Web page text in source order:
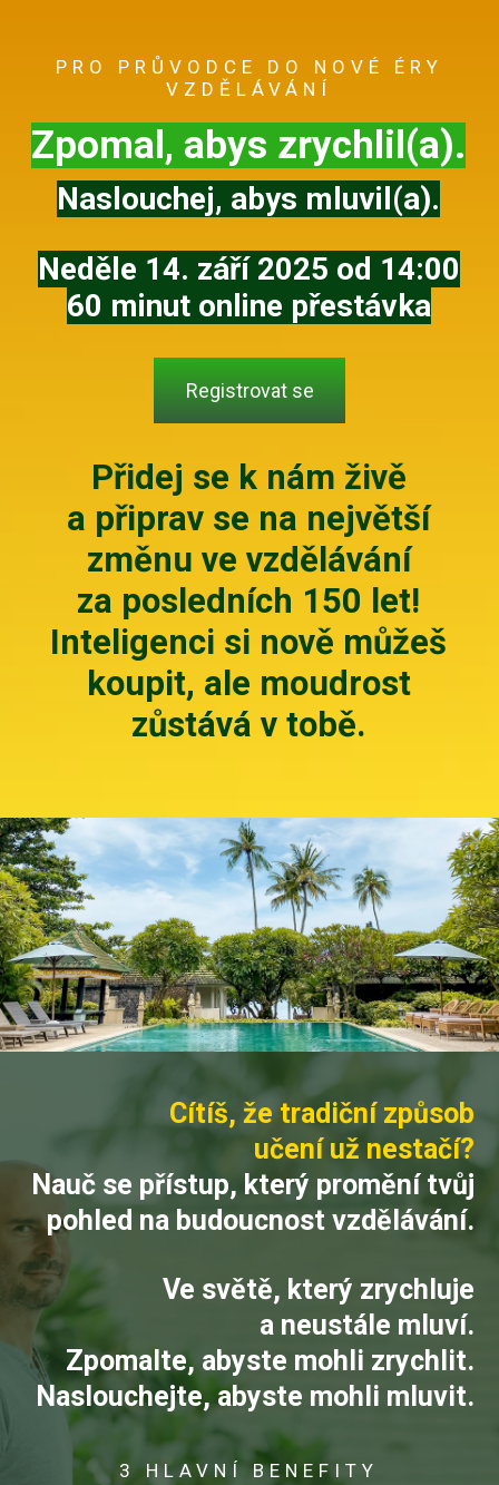
PRO PRŮVODCE DO NOVÉ ÉRY
VZDĚLÁVÁNÍ
Zpomal, abys zrychlil(a).
Naslouchej, abys mluvil(a).
Neděle 14. září 2025 od 14:00
60 minut online přestávka
Registrovat se
Přidej se k nám živě
a připrav se na největší
změnu ve vzdělávání
za posledních 150 let!
Inteligenci si nově můžeš
koupit, ale moudrost
zůstává v tobě.
Cítíš, že tradiční způsob
učení už nestačí?
Nauč se přístup, který promění tvůj
pohled na budoucnost vzdělávání.
Ve světě, který zrychluje
a neustále mluví.
Zpomalte, abyste mohli zrychlit.
Naslouchejte, abyste mohli mluvit.
3 HLAVNÍ BENEFITY